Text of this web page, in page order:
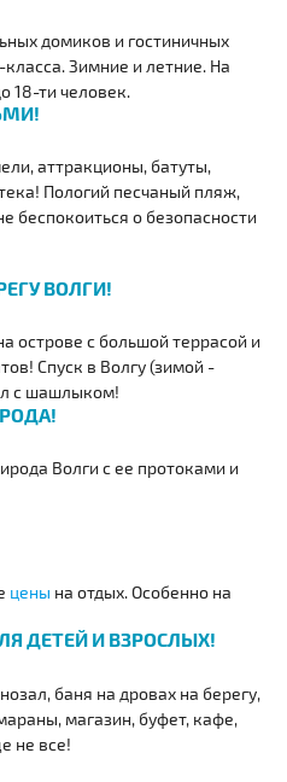
домиков и гостиничных
Зимние и летние. На
18-ти человек.
аттракционы, батуты,
Пологий песчаный пляж,
беспокоиться о безопасности
ВОЛГИ!
острове с большой террасой и
Спуск в Волгу (зимой -
с шашлыком!
Волги с ее протоками и
цены на отдых. Особенно на
ДЕТЕЙ И ВЗРОСЛЫХ!
баня на дровах на берегу,
магазин, буфет, кафе,
не все!